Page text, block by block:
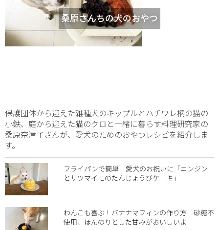
桑原さんちの犬のおやつ
保護団体から迎えた雑種犬のキップルとハチワレ柄の猫の
小鉄、庭から迎えた猫のクロと一緒に暮らす料理研究家の
桑原奈津子さんが、愛犬のためのおやつレシピを紹介しま
す。
フライパンで簡単 愛犬のお祝いに「ニンジン
とサツマイモのたんじょうびケーキ」
わんこも喜ぶ！バナナマフィンの作り方 砂糖不
使用、ほんのりとした甘みがおいしいよ